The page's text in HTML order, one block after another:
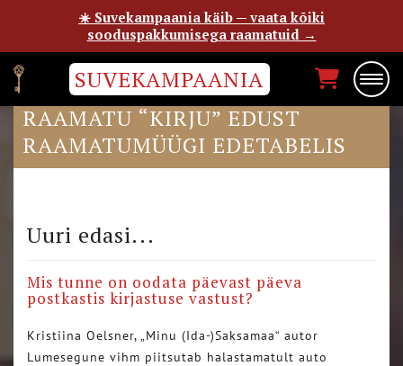
SUVEKAMPAANIA
ÕHTULEHT EVELIN ILVESE
RAAMATU “KIRJU” EDUST
RAAMATUMÜÜGI EDETABELIS
Uuri edasi...
Mis tunne on oodata päevast päeva
postkastis kirjastuse vastust?
Kristiina Oelsner, „Minu (Ida-)Saksamaa“ autor
Lumesegune vihm piitsutab halastamatult auto
☀️ Suvekampaania käib — vaata kõiki
sooduspakkumisega raamatuid →